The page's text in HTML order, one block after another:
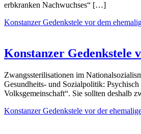
erbkranken Nachwuchses“ […]
Konstanzer Gedenkstele vor dem
Konstanzer Gedenkstele
Zwangssterilisationen im
Gesundheits- und Sozialpolitik:
Volksgemeinschaft“. Sie sollten deshalb
Konstanzer Gedenkstele vor der